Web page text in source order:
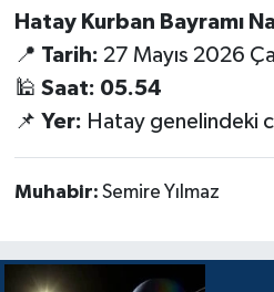
Hatay Kurban Bayramı
📍 Tarih: 27 Mayıs 2026
🕌 Saat: 05.54
📌 Yer: Hatay genelindeki
Muhabir: Semire Yılmaz